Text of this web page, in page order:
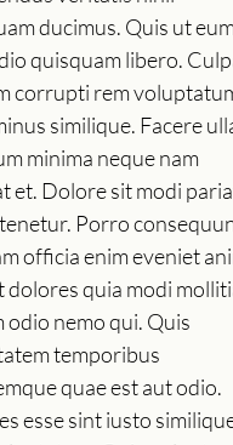
ducimus. Quis ut
quisquam libero.
corrupti rem
similique. Facere
minima neque nam
et. Dolore sit modi
Porro
officia enim eveniet
dolores quia modi
odio nemo qui. Quis
temporibus
quae est aut odio.
esse sint iusto